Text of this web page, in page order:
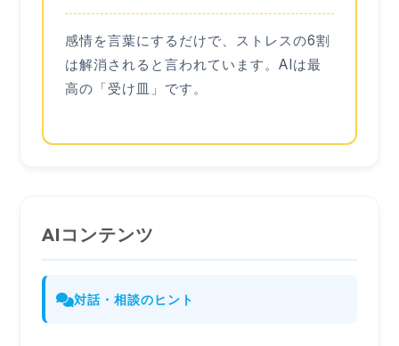
感情を言葉にするだけで、ストレスの6割
は解消されると言われています。AIは最
高の「受け皿」です。
AIコンテンツ
対話・相談のヒント